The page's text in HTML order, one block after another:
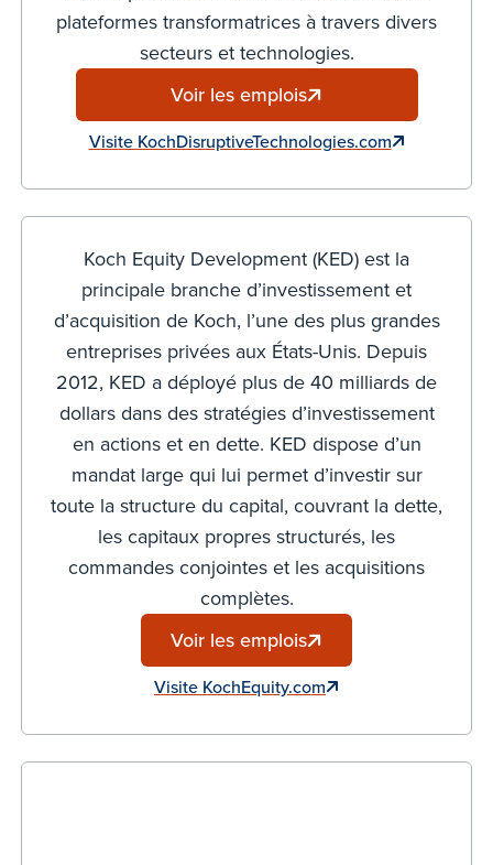
plateformes transformatrices à travers divers
secteurs et technologies.
Voir les emplois
Visite KochDisruptiveTechnologies.com
Koch Equity Development (KED) est la
principale branche d’investissement et
d’acquisition de Koch, l’une des plus grandes
entreprises privées aux États-Unis. Depuis
2012, KED a déployé plus de 40 milliards de
dollars dans des stratégies d’investissement
en actions et en dette. KED dispose d’un
mandat large qui lui permet d’investir sur
toute la structure du capital, couvrant la dette,
les capitaux propres structurés, les
commandes conjointes et les acquisitions
complètes.
Voir les emplois
Visite KochEquity.com